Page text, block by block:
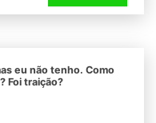
eu não tenho. Como
Foi traição?